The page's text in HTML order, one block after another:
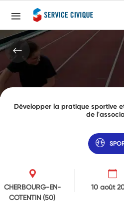
Développer la pratique sportive
de
CHERBOURG-EN-
COTENTIN(50)
10 août